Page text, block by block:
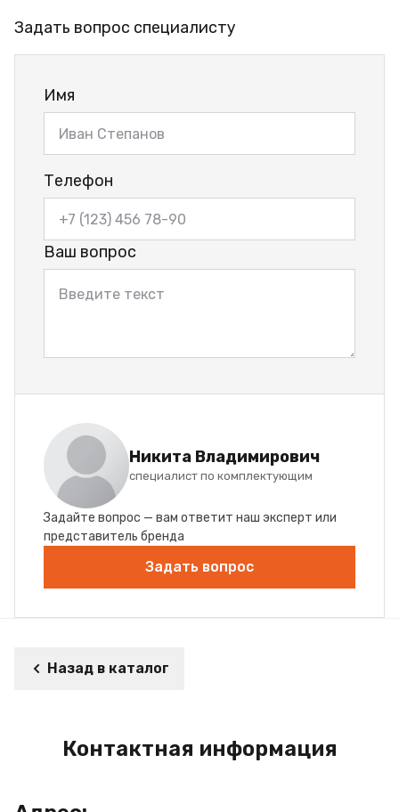
Задать вопрос специалисту
Имя
Телефон
Ваш вопрос
Никита Владимирович
специалист по комплектующим
Задайте вопрос — вам ответит наш эксперт или
представитель бренда
Задать вопрос
Назад в каталог
Контактная информация